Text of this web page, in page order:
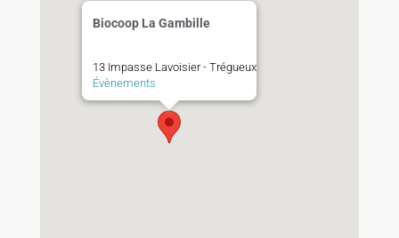
Biocoop La Gambille
13 Impasse Lavoisier - Trégueux
Évènements